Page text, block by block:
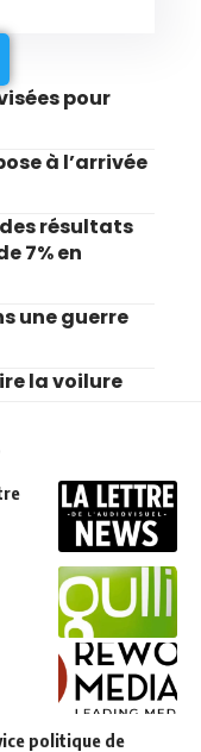
pour
à l’arrivée
résultats
7% en
une guerre
la voilure
politique de